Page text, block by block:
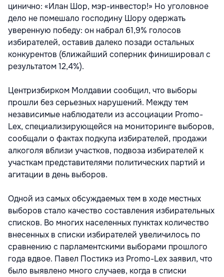
цинично: «Илан Шор, мэр-инвестор!» Но уголовное
дело не помешало господину Шору одержать
уверенную победу: он набрал 61,9% голосов
избирателей, оставив далеко позади остальных
конкурентов (ближайший соперник финишировал с
результатом 12,4%).
Центризбирком Молдавии сообщил, что выборы
прошли без серьезных нарушений. Между тем
независимые наблюдатели из ассоциации Promo-
Lex, специализирующейся на мониторинге выборов,
сообщали о фактах подкупа избирателей, продажи
алкоголя вблизи участков, подвоза избирателей к
участкам представителями политических партий и
агитации в день выборов.
Одной из самых обсуждаемых тем в ходе местных
выборов стало качество составления избирательных
списков. Во многих населенных пунктах количество
внесенных в списки избирателей увеличилось по
сравнению с парламентскими выборами прошлого
года вдвое. Павел Постикэ из Promo-Lex заявил, что
было выявлено много случаев, когда в списки